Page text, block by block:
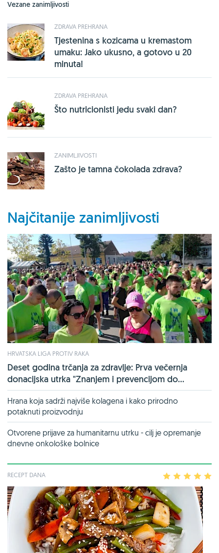
Vezane zanimljivosti
ZDRAVA PREHRANA
Tjestenina s kozicama u kremastom
umaku: Jako ukusno, a gotovo u 20
minuta!
ZDRAVA PREHRANA
Što nutricionisti jedu svaki dan?
ZANIMLJIVOSTI
Zašto je tamna čokolada zdrava?
Najčitanije zanimljivosti
HRVATSKA LIGA PROTIV RAKA
Deset godina trčanja za zdravlje: Prva večernja
donacijska utrka "Znanjem i prevencijom do...
Hrana koja sadrži najviše kolagena i kako prirodno
potaknuti proizvodnju
Otvorene prijave za humanitarnu utrku - cilj je opremanje
dnevne onkološke bolnice
RECEPT DANA 2 3 4